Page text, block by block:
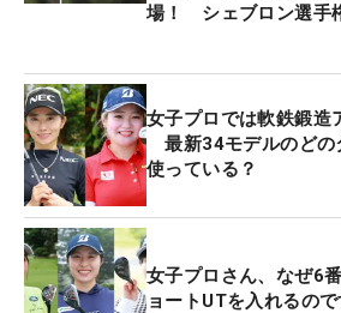
場！ シェブロン選手
女子プロでは軟鉄鍛造
最新34モデルのどの
使っている？
女子プロさん、なぜ6
ョートUTを入れるので